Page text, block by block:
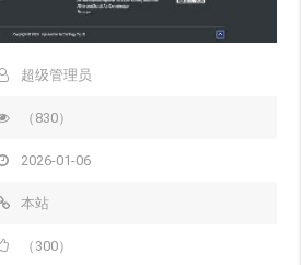
超级管理员
（830）
2026-01-06
本站
（300）